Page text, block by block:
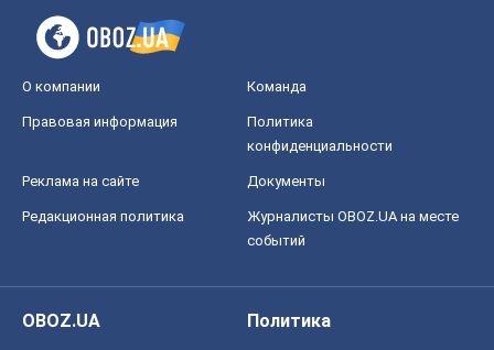
О компании Команда
Правовая информация
Политика
конфиденциальности
Реклама на сайте Документы
Редакционная политика
Журналисты OBOZ.UA на месте
событий
OBOZ.UA
Политика